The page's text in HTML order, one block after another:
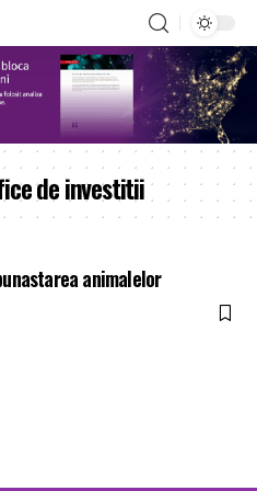
de investitii
animalelor